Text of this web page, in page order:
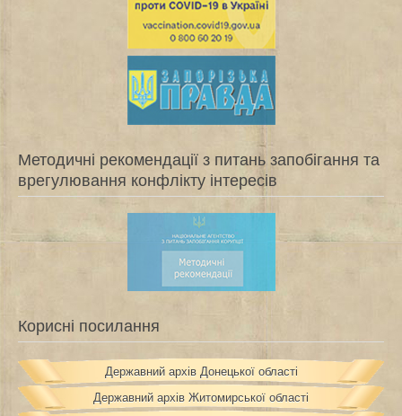
Методичні рекомендації з питань запобігання та
врегулювання конфлікту інтересів
Корисні посилання
Державний архів Донецької області
Державний архів Житомирської області